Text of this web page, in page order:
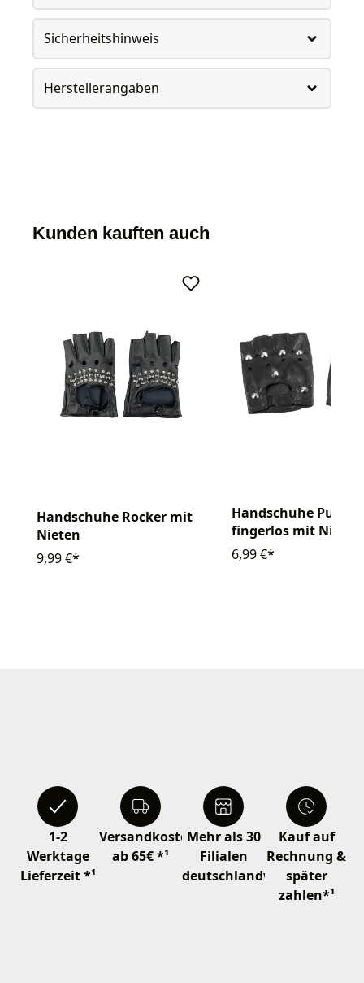
Sicherheitshinweis
Herstellerangaben
Kunden kauften auch
Handschuhe Rocker mit
Nieten
9,99 €*
Handschuhe Punker
fingerlos mit
6,99 €*
1-2
Werktage
Lieferzeit *¹
Versandkostenfrei
ab 65€ *¹
Mehr als 30
Filialen
deutschlandweit
Kauf auf
Rechnung &
später
zahlen*¹